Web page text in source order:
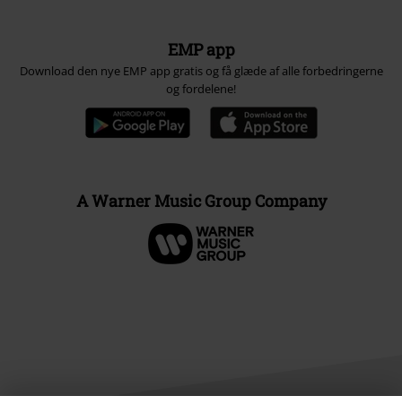
EMP app
Download den nye EMP app gratis og få glæde af alle forbedringerne
og fordelene!
A Warner Music Group Company